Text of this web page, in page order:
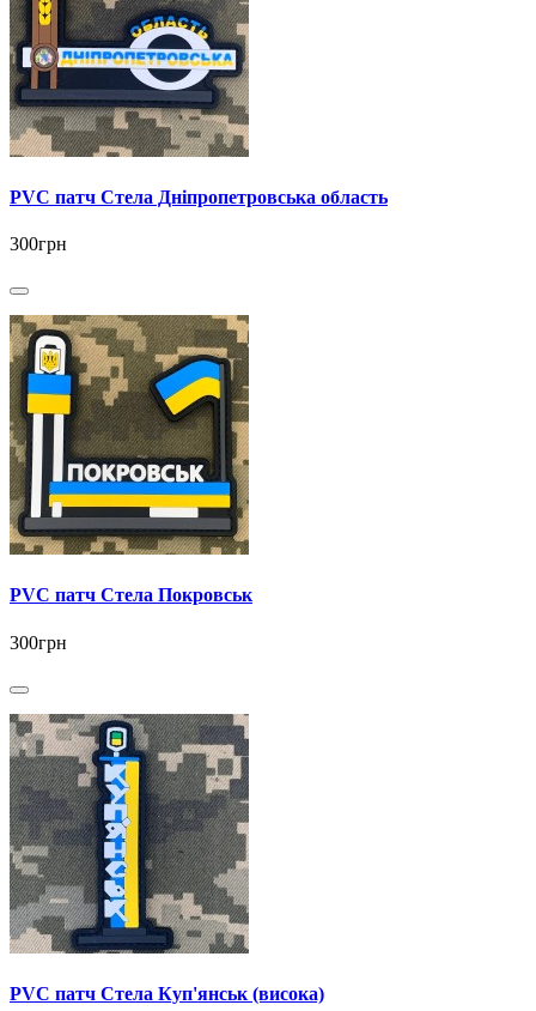
PVC патч Стела Дніпропетровська область
300грн
PVC патч Стела Покровськ
300грн
PVC патч Стела Куп'янськ (висока)